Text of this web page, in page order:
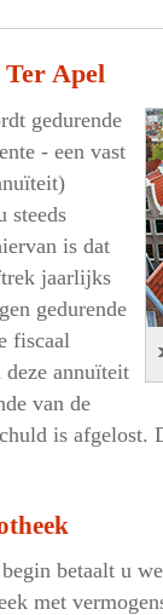
Apel
gedurende
- een vast
steeds
is dat
jaarlijks
gedurende
fiscaal
annuïteit
van de
is afgelost.
betaalt u
met